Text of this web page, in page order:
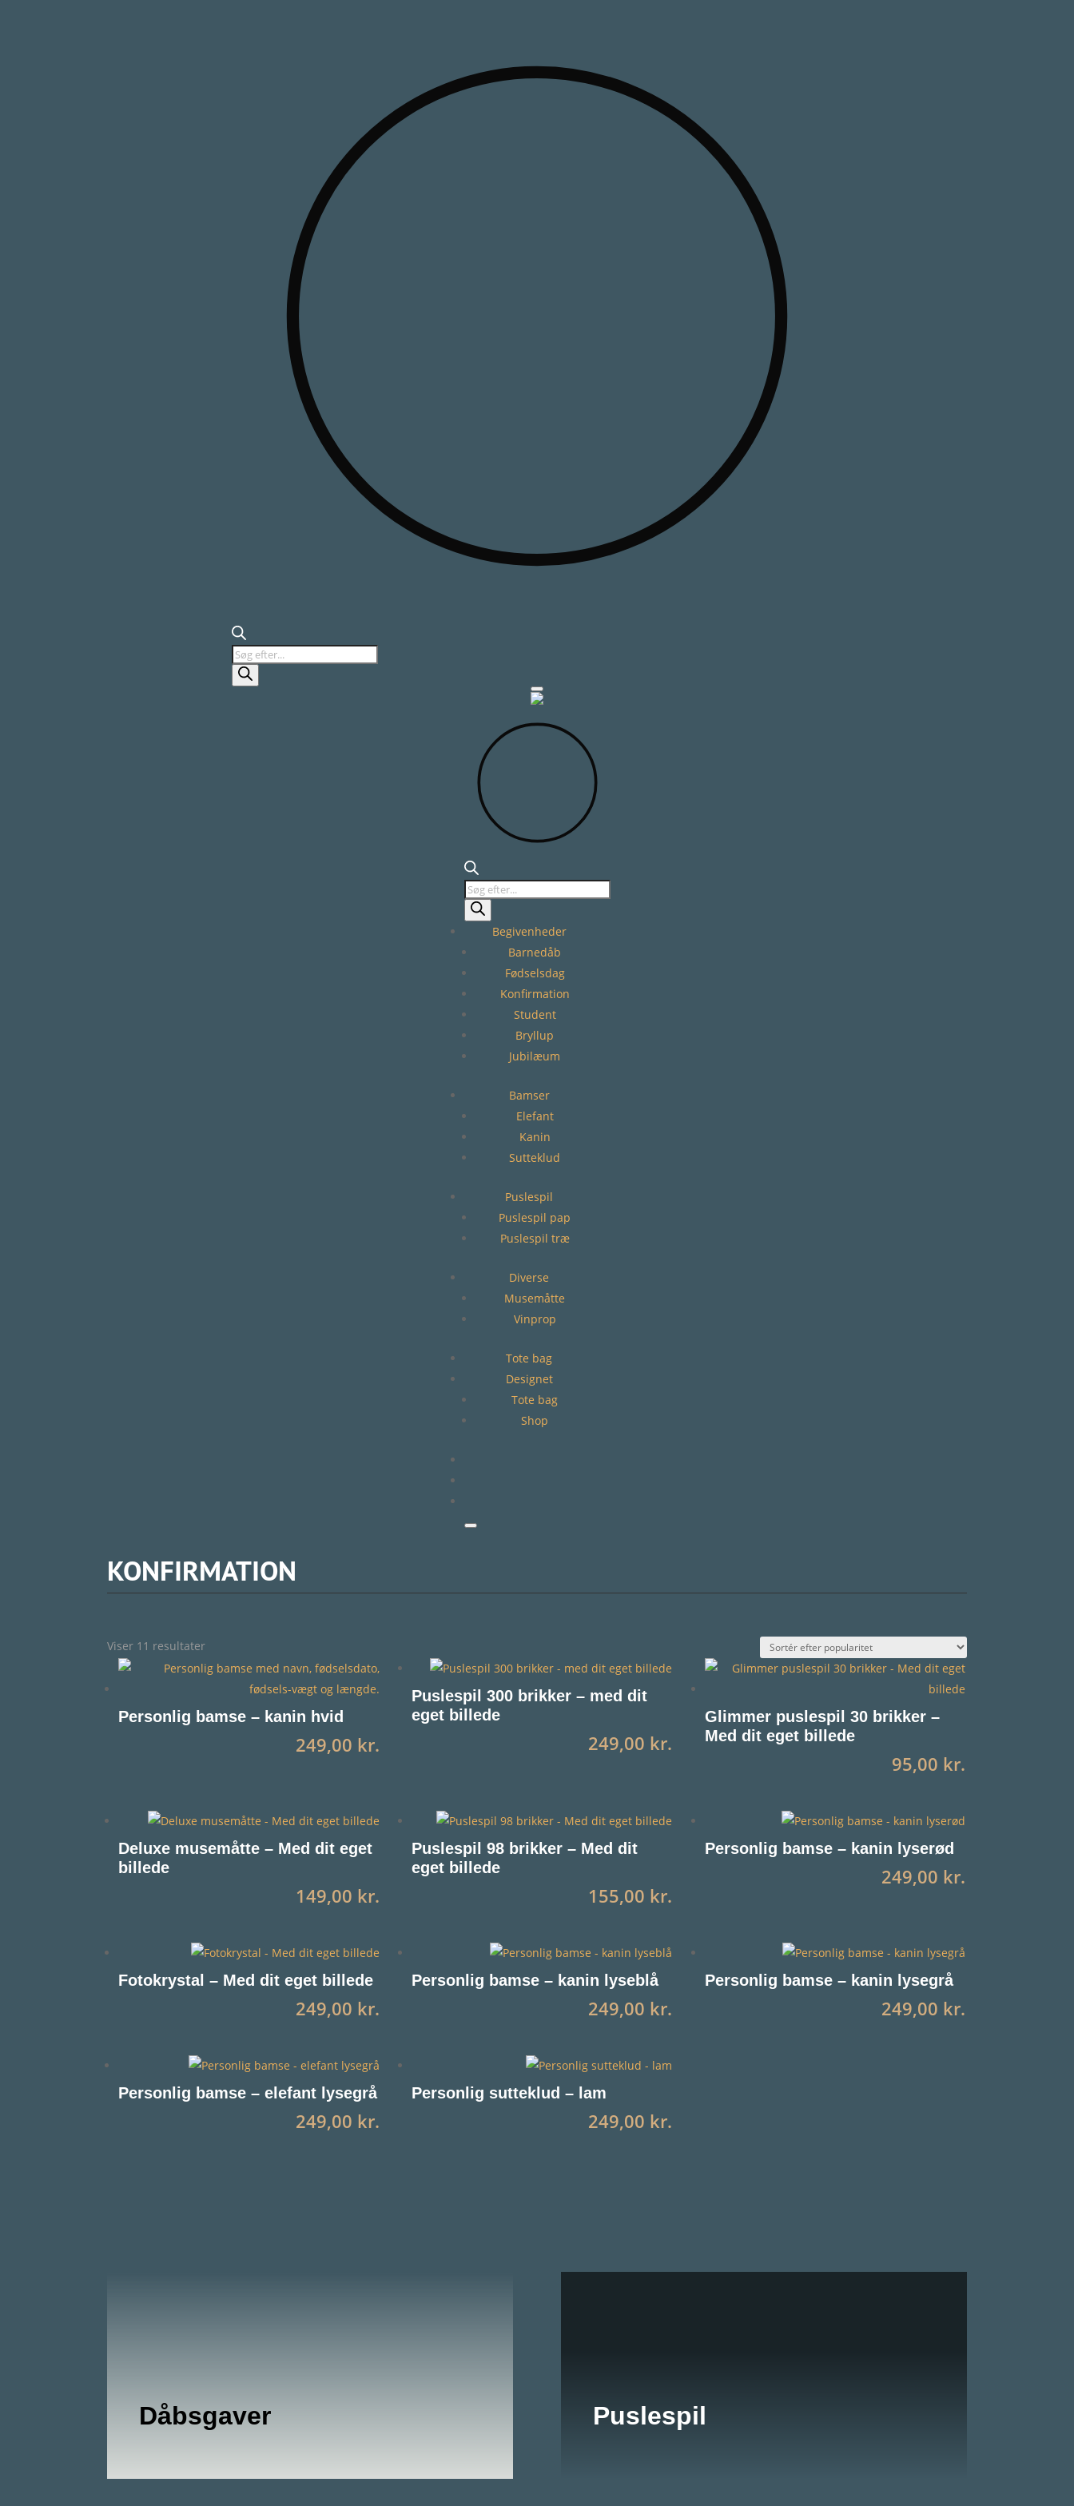
Products
search
Products
search
Begivenheder
Barnedåb
Fødselsdag
Konfirmation
Student
Bryllup
Jubilæum
Bamser
Elefant
Kanin
Sutteklud
Puslespil
Puslespil pap
Puslespil træ
Diverse
Musemåtte
Vinprop
Tote bag
Designet
Tote bag
Shop
KONFIRMATION
Viser 11 resultaterSorteret
efter
popularitet
Personlig bamse – kanin hvid
249,00 kr.
Puslespil 300 brikker – med dit
eget billede
249,00 kr.
Glimmer puslespil 30 brikker –
Med dit eget billede
95,00 kr.
Deluxe musemåtte – Med dit eget
billede
149,00 kr.
Puslespil 98 brikker – Med dit
eget billede
155,00 kr.
Personlig bamse – kanin lyserød
249,00 kr.
Fotokrystal – Med dit eget billede
249,00 kr.
Personlig bamse – kanin lyseblå
249,00 kr.
Personlig bamse – kanin lysegrå
249,00 kr.
Personlig bamse – elefant lysegrå
249,00 kr.
Personlig sutteklud – lam
249,00 kr.
Dåbsgaver Puslespil